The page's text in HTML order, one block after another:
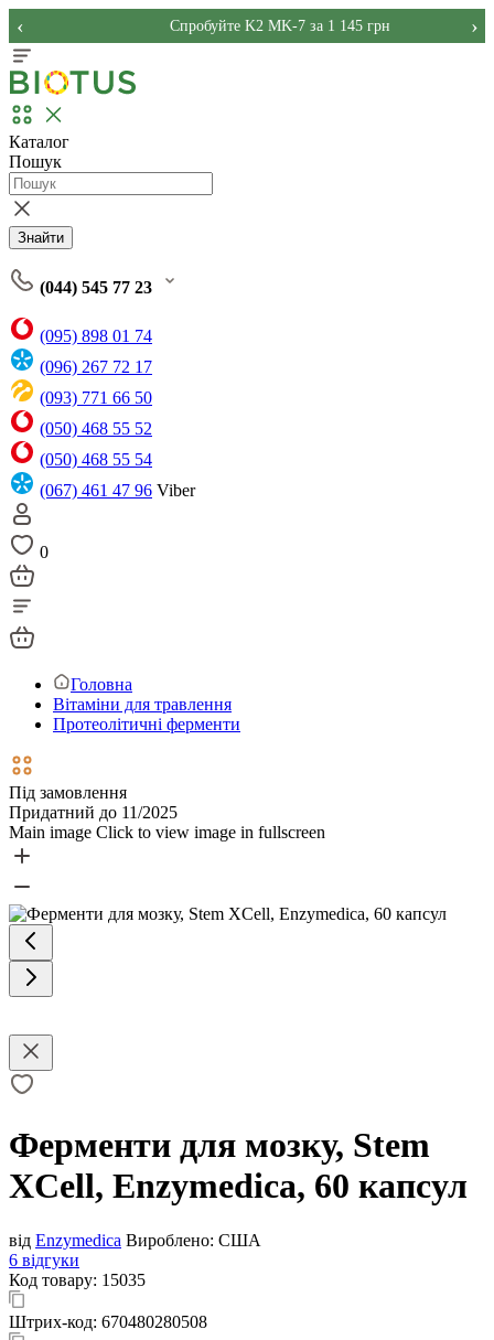
Спробуйте K2 MK-7 за 1 145 грн
‹ ›
Каталог
Пошук
Знайти
(044) 545 77 23
(095) 898 01 74
(096) 267 72 17
(093) 771 66 50
(050) 468 55 52
(050) 468 55 54
(067) 461 47 96 Viber
0
Головна
Вітаміни для травлення
Протеолітичні ферменти
Під замовлення
Придатний до 11/2025
Main image Click to view image in fullscreen
Ферменти для мозку, Stem
XCell, Enzymedica, 60 капсул
від Enzymedica Вироблено: США
6 відгуки
Код товару: 15035
Штрих-код: 670480280508